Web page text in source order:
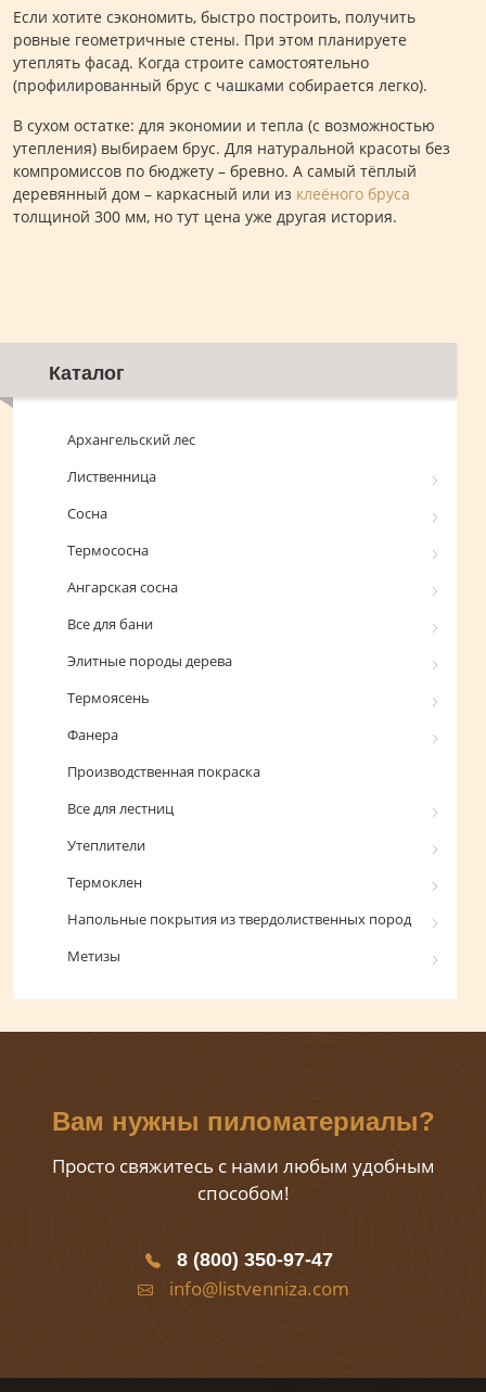
Если хотите сэкономить, быстро построить, получить
ровные геометричные стены. При этом планируете
утеплять фасад. Когда строите самостоятельно
(профилированный брус с чашками собирается легко).
В сухом остатке: для экономии и тепла (с возможностью
утепления) выбираем брус. Для натуральной красоты без
компромиссов по бюджету – бревно. А самый тёплый
деревянный дом – каркасный или из клеёного бруса
толщиной 300 мм, но тут цена уже другая история.
Каталог
Архангельский лес
Лиственница
Сосна
Термососна
Ангарская сосна
Все для бани
Элитные породы дерева
Термоясень
Фанера
Производственная покраска
Все для лестниц
Утеплители
Термоклен
Напольные покрытия из твердолиственных пород
Метизы
Вам нужны пиломатериалы?
Просто свяжитесь с нами любым удобным
способом!
8 (800) 350-97-47
info@listvenniza.com